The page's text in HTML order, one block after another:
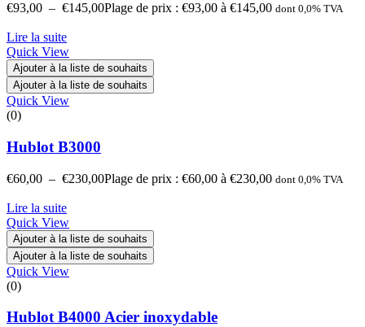
€93,00 – €145,00Plage de prix : €93,00 à €145,00 dont 0,0% TVA
Lire la suite
Quick View
Ajouter à la liste de souhaits
Ajouter à la liste de souhaits
Quick View
(0)
Hublot B3000
€60,00 – €230,00Plage de prix : €60,00 à €230,00 dont 0,0% TVA
Lire la suite
Quick View
Ajouter à la liste de souhaits
Ajouter à la liste de souhaits
Quick View
(0)
Hublot B4000 Acier inoxydable